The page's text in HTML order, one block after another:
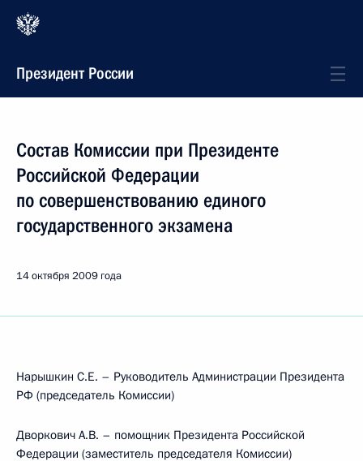
Президент России
Состав Комиссии при Президенте
Российской Федерации
по совершенствованию единого
государственного экзамена
14 октября 2009 года
Нарышкин С.Е. – Руководитель Администрации Президента
РФ (председатель Комиссии)
Дворкович А.В. – помощник Президента Российской
Федерации (заместитель председателя Комиссии)